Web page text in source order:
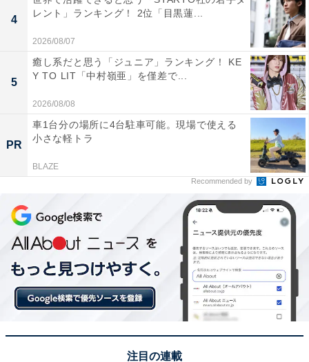
3位（同点）：阿佐ヶ谷姉妹（52票）
続いて3位は同点で2組。1組目は「阿佐ヶ谷姉妹」。選
んだ人からは以下のようなコメントが寄せられました。
「おばちゃん2人が頑張っている姿がいい（30代・男
4
レント」ランキング！ 2位「目黒蓮...
2026/08/07
5
癒し系だと思う「ジュニア」ランキング！ KE
Y TO LIT「中村嶺亜」を僅差で...
2026/08/08
PR
車1台分の場所に4台駐車可能。現場で使える
小さな軽トラ
BLAZE
Recommended by
注目の連載